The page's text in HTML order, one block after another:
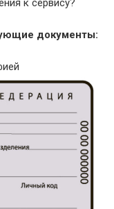
документы: